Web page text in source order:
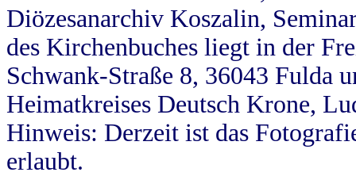
Diözesanarchiv Koszalin,
des Kirchenbuches liegt in der
Schwank-Straße 8, 36043 Fulda
Heimatkreises Deutsch Krone,
Hinweis: Derzeit ist das
erlaubt.